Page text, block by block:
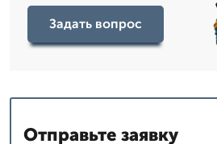
Задать вопрос
Отправьте заявку